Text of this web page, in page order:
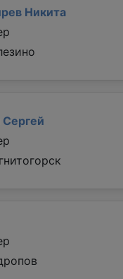
Никита
Сергей